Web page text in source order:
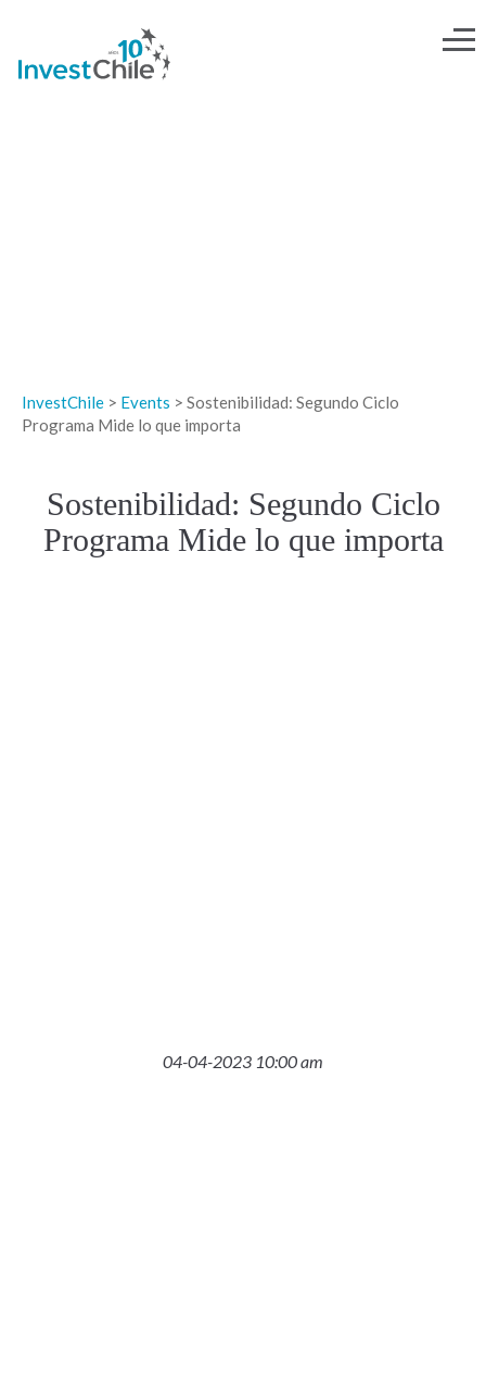
InvestChile > Events > Sostenibilidad: Segundo Ciclo
Programa Mide lo que importa
Sostenibilidad: Segundo Ciclo
Programa Mide lo que importa
04-04-2023 10:00 am